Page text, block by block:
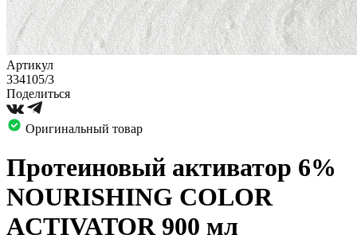
Артикул
334105/3
Поделиться
Оригинальный товар
Протеиновый активатор 6%
NOURISHING COLOR
ACTIVATOR 900 мл